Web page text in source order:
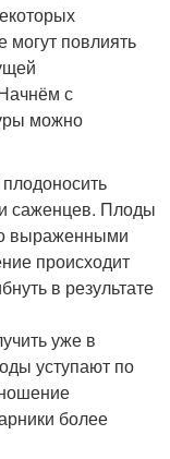
могут повлиять
с
можно
саженцев. Плоды
выраженными
происходит
в результате
уже в
уступают по
более